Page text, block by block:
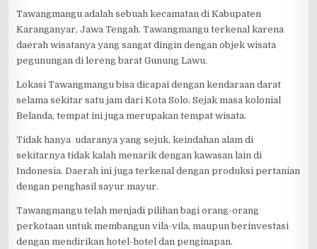
Tawangmangu adalah sebuah kecamatan di Kabupaten
Karanganyar, Jawa Tengah. Tawangmangu terkenal karena
daerah wisatanya yang sangat dingin dengan objek wisata
pegunungan di lereng barat Gunung Lawu.
Lokasi Tawangmangu bisa dicapai dengan kendaraan darat
selama sekitar satu jam dari Kota Solo. Sejak masa kolonial
Belanda, tempat ini juga merupakan tempat wisata.
Tidak hanya udaranya yang sejuk, keindahan alam di
sekitarnya tidak kalah menarik dengan kawasan lain di
Indonesia. Daerah ini juga terkenal dengan produksi pertanian
dengan penghasil sayur mayur.
Tawangmangu telah menjadi pilihan bagi orang-orang
perkotaan untuk membangun vila-vila, maupun berinvestasi
dengan mendirikan hotel-hotel dan penginapan.